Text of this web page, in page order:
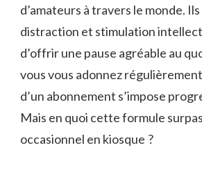
d’amateurs à travers le monde.
distraction et stimulation
d’offrir une pause agréable au
vous vous adonnez régulièrement
d’un abonnement s’impose
Mais en quoi cette formule
occasionnel en kiosque ?